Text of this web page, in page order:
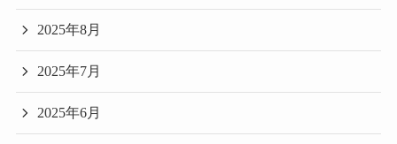
2025年8月
2025年7月
2025年6月